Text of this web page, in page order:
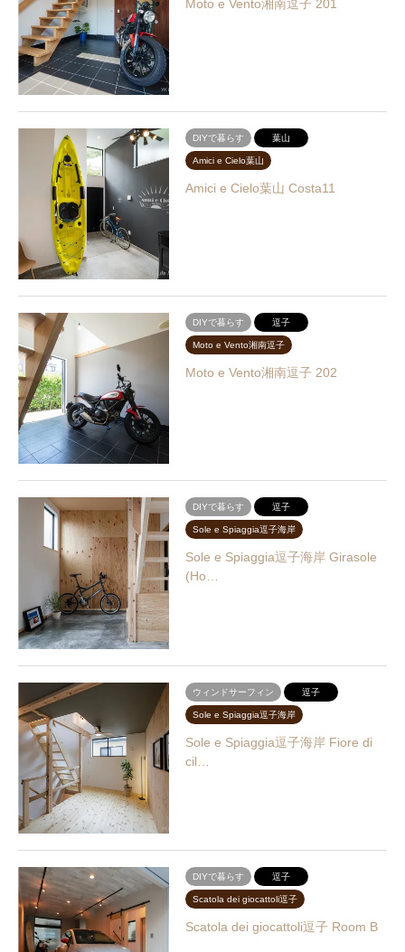
Moto e Vento湘南逗子 201
DIYで暮らす 葉山
Amici e Cielo葉山
Amici e Cielo葉山 Costa11
DIYで暮らす 逗子
Moto e Vento湘南逗子
Moto e Vento湘南逗子 202
DIYで暮らす 逗子
Sole e Spiaggia逗子海岸
Sole e Spiaggia逗子海岸 Girasole
(Ho…
ウィンドサーフィン 逗子
Sole e Spiaggia逗子海岸
Sole e Spiaggia逗子海岸 Fiore di
cil…
DIYで暮らす 逗子
Scatola dei giocattoli逗子
Scatola dei giocattoli逗子 Room B